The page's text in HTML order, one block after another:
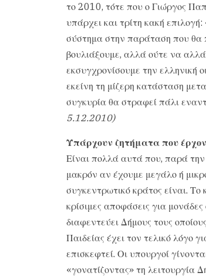
το 2010, τότε που ο Γιώργος
υπάρχει και τρίτη κακή
σύστημα στην παράταση που θα
βουλιάξουμε, αλλά ούτε να
εκσυγχρονίσουμε την ελληνική
εκείνη τη μίζερη κατάσταση
συγκυρία θα στραφεί πάλι
5.12.2010)
Υπάρχουν ζητήματα που
Είναι πολλά αυτά που, παρά την
μακρόν αν έχουμε μεγάλο ή
συγκεντρωτικό κράτος είναι. Το
κρίσιμες αποφάσεις για
διαφεντεύει Δήμους τους
Παιδείας έχει τον τελικό λόγο
επισκεφτεί. Οι υπουργοί
«γονατίζοντας» τη